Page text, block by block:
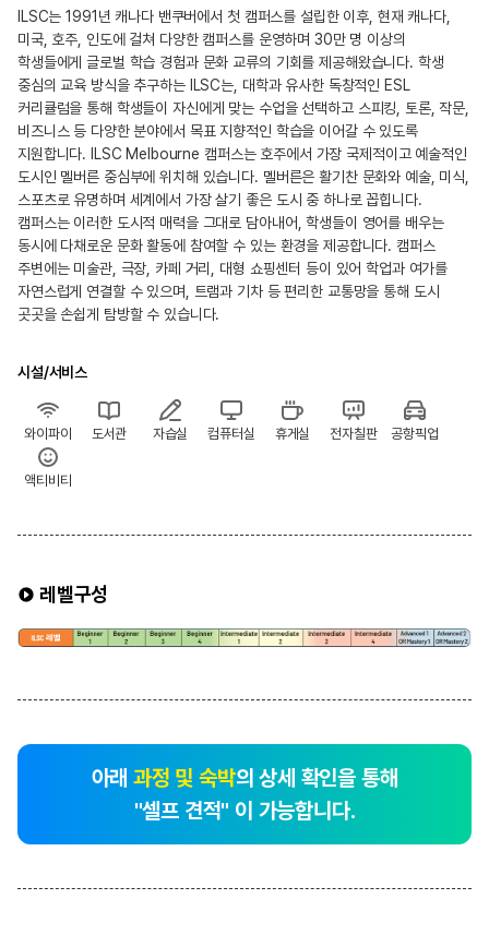
ILSC는 1991년 캐나다 밴쿠버에서 첫 캠퍼스를 설립한 이후, 현재 캐나다,
미국, 호주, 인도에 걸쳐 다양한 캠퍼스를 운영하며 30만 명 이상의
학생들에게 글로벌 학습 경험과 문화 교류의 기회를 제공해왔습니다. 학생
중심의 교육 방식을 추구하는 ILSC는, 대학과 유사한 독창적인 ESL
커리큘럼을 통해 학생들이 자신에게 맞는 수업을 선택하고 스피킹, 토론, 작문,
비즈니스 등 다양한 분야에서 목표 지향적인 학습을 이어갈 수 있도록
지원합니다. ILSC Melbourne 캠퍼스는 호주에서 가장 국제적이고 예술적인
도시인 멜버른 중심부에 위치해 있습니다. 멜버른은 활기찬 문화와 예술, 미식,
스포츠로 유명하며 세계에서 가장 살기 좋은 도시 중 하나로 꼽힙니다.
캠퍼스는 이러한 도시적 매력을 그대로 담아내어, 학생들이 영어를 배우는
동시에 다채로운 문화 활동에 참여할 수 있는 환경을 제공합니다. 캠퍼스
주변에는 미술관, 극장, 카페 거리, 대형 쇼핑센터 등이 있어 학업과 여가를
자연스럽게 연결할 수 있으며, 트램과 기차 등 편리한 교통망을 통해 도시
곳곳을 손쉽게 탐방할 수 있습니다.
시설/서비스
와이파이 도서관 자습실 컴퓨터실 휴게실 전자칠판 공항픽업
액티비티
레벨구성
아래 과정 및 숙박의 상세 확인을 통해
"셀프 견적" 이 가능합니다.